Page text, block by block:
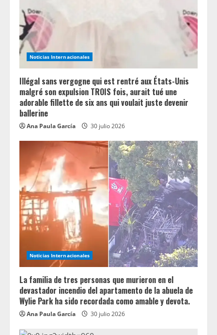
a
d
i
n
g
Noticias Internacionales
Illégal sans vergogne qui est rentré aux États-Unis
malgré son expulsion TROIS fois, aurait tué une
adorable fillette de six ans qui voulait juste devenir
ballerine
Ana Paula García 30 julio 2026
Noticias Internacionales
La familia de tres personas que murieron en el
devastador incendio del apartamento de la abuela de
Wylie Park ha sido recordada como amable y devota.
Ana Paula García 30 julio 2026